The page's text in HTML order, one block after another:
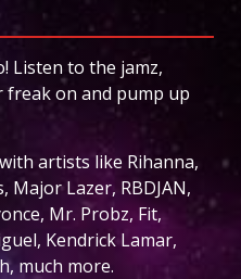
Listen to the jamz,
freak on and pump up
artists like Rihanna,
Major Lazer, RBDJAN,
Mr. Probz, Fit,
Kendrick Lamar,
much more.